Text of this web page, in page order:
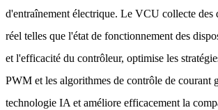
d'entraînement électrique. Le VCU collecte des
réel telles que l'état de fonctionnement des
et l'efficacité du contrôleur, optimise les
PWM et les algorithmes de contrôle de courant
technologie IA et améliore efficacement la